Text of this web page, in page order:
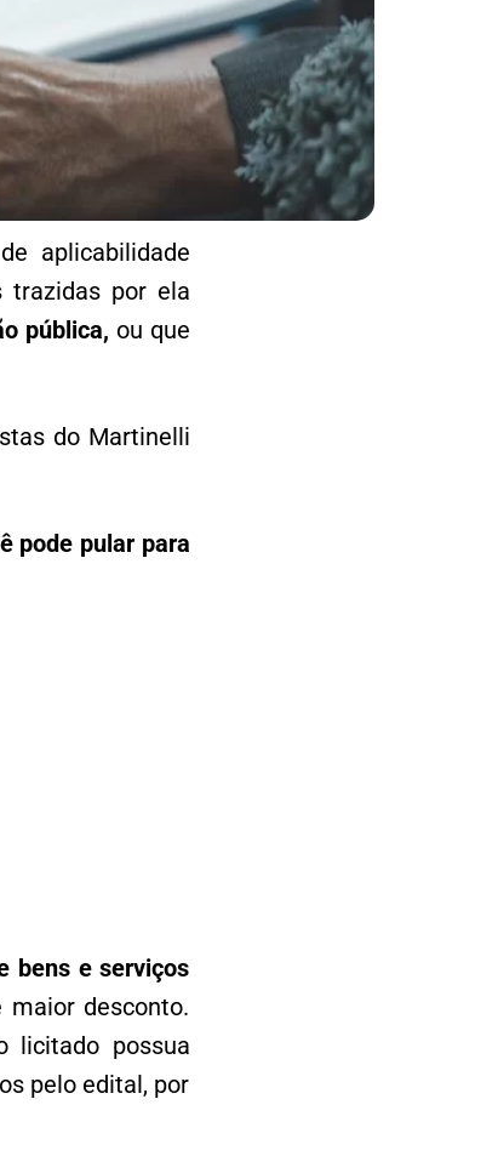
aplicabilidade
trazidas por ela
pública, ou que
do Martinelli
pode pular para
bens e serviços
desconto.
licitado possua
pelo edital, por